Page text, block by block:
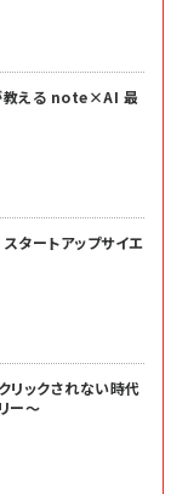
教える note×AI 最
タートアップサイエ
ックされない時代
ー～